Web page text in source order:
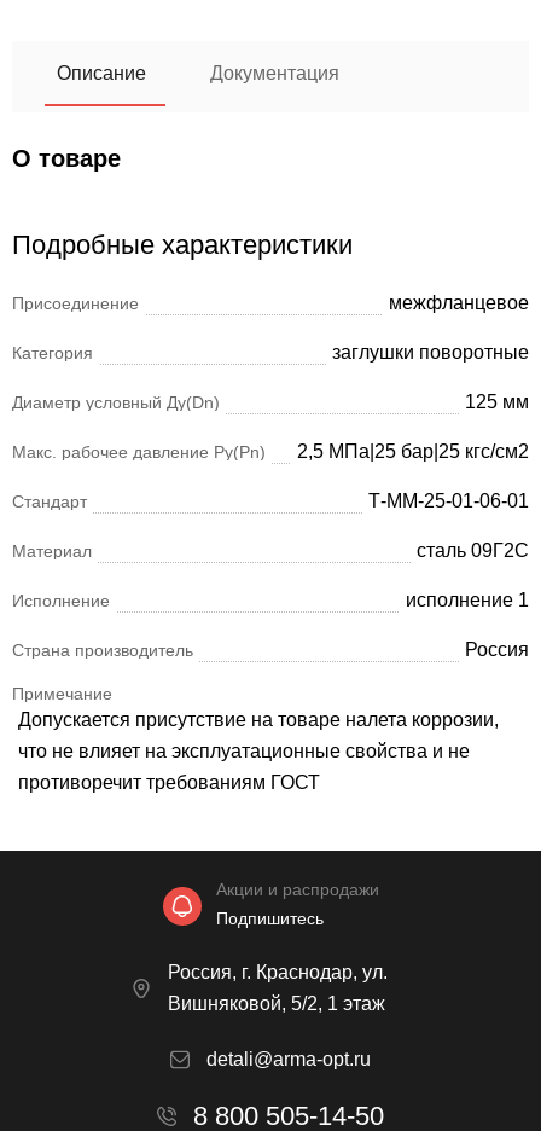
Описание Документация
О товаре
Подробные характеристики
Присоединение межфланцевое
Категория заглушки поворотные
Диаметр условный Ду(Dn) 125 мм
Макс. рабочее давление Ру(Pn) 2,5 МПа|25 бар|25 кгс/см2
Стандарт Т-ММ-25-01-06-01
Материал сталь 09Г2С
Исполнение исполнение 1
Страна производитель Россия
Примечание
Допускается присутствие на товаре налета коррозии,
что не влияет на эксплуатационные свойства и не
противоречит требованиям ГОСТ
Акции и распродажи
Подпишитесь
Россия, г. Краснодар, ул.
Вишняковой, 5/2, 1 этаж
detali@arma-opt.ru
8 800 505-14-50